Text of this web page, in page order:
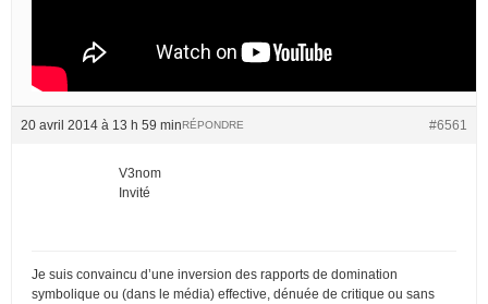
20 avril 2014 à 13 h 59 min #6561
RÉPONDRE
V3nom
Invité
Je suis convaincu d’une inversion des rapports de domination
symbolique ou (dans le média) effective, dénuée de critique ou sans